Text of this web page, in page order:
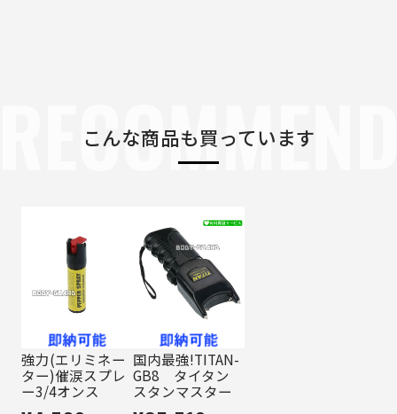
こんな商品も買っています
強力(エリミネー
ター)催涙スプレ
ー3/4オンス
国内最強!TITAN-
GB8 タイタン
スタンマスター